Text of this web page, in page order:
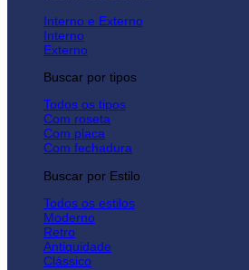
Interno e Externo
Interno
Externo
Buscar por tipos
Todos os tipos
Com roseta
Com placa
Com fechadura
Buscar por Estilo
Todos os estilos
Moderno
Retro
Antiquidade
Clássico